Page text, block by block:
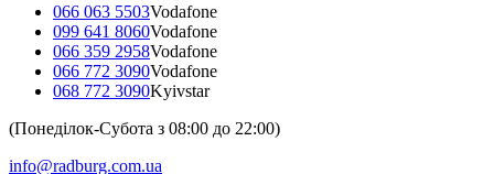
066 063 5503Vodafone
099 641 8060Vodafone
066 359 2958Vodafone
066 772 3090Vodafone
068 772 3090Kyivstar
(Понеділок-Субота з 08:00 до 22:00)
info@radburg.com.ua